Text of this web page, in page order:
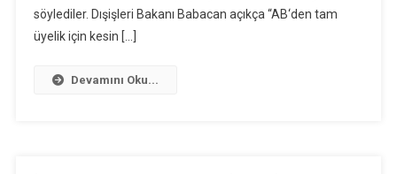
söylediler. Dışişleri Bakanı Babacan açıkça “AB‘den tam
üyelik için kesin […]
Devamını Oku...